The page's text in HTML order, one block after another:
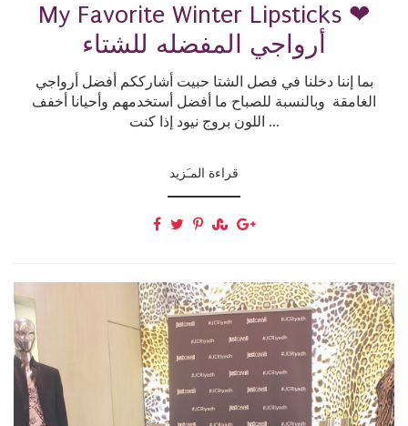
My Favorite Winter Lipsticks ❤
أرواجي المفضله للشتاء
بما إننا دخلنا في فصل الشتا حبيت أشارككم أفضل أرواجي
الغامقة وبالنسبة للصباح ما أفضل أستخدمهم وأحيانا أخفف
اللون بروج نيود إذا كنت ...
قراءة المـَزيد